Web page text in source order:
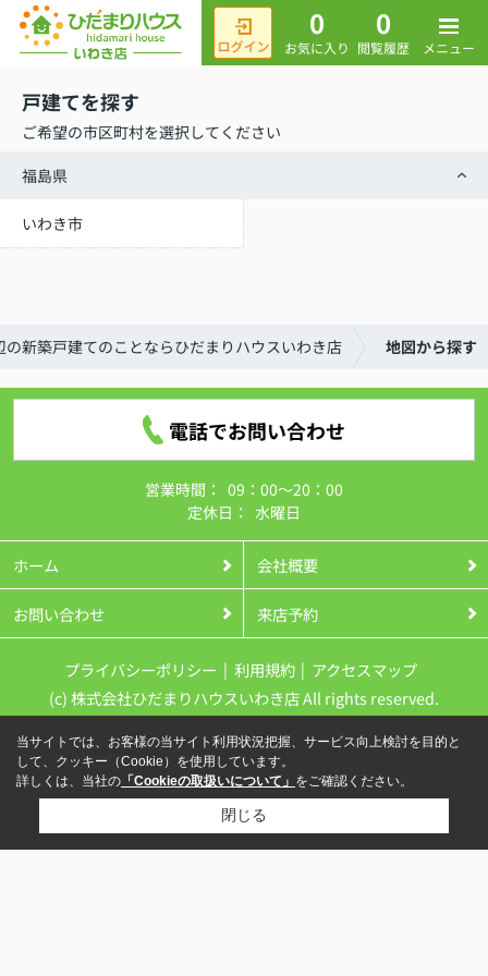
0
お気に入り
0
閲覧履歴 メニュー
戸建てを探す
ご希望の市区町村を選択してください
福島県
いわき市
の新築戸建てのことならひだまりハウスいわき店 地図から探す
電話でお問い合わせ
営業時間： 09：00～20：00
定休日： 水曜日
ホーム 会社概要
お問い合わせ 来店予約
プライバシーポリシー 利用規約
アクセスマップ
(c) 株式会社ひだまりハウスいわき店 All rights reserved.
当サイトでは、お客様の当サイト利用状況把握、サービス向上検討を目的と
して、クッキー（Cookie）を使用しています。
詳しくは、当社の 「Cookieの取扱いについて」 をご確認ください。
閉じる